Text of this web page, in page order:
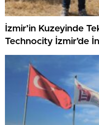
İzmir’in Kuzeyinde
Technocity İzmir’de